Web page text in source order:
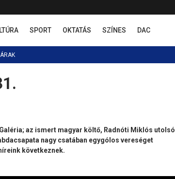
SPORT OKTATÁS SZÍNES DAC
az ismert magyar költő, Radnóti Miklós utolsó
nagy csatában egygólos vereséget
következnek.